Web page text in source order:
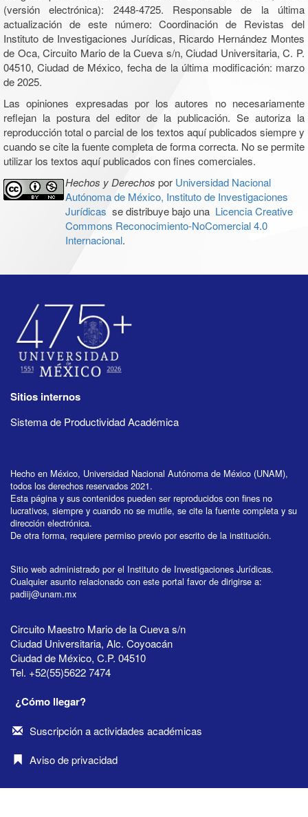
(versión electrónica): 2448-4725. Responsable de la última
actualización de este número: Coordinación de Revistas del
Instituto de Investigaciones Jurídicas, Ricardo Hernández Montes
de Oca, Circuito Mario de la Cueva s/n, Ciudad Universitaria, C. P.
04510, Ciudad de México, fecha de la última modificación: marzo
de 2025.
Las opiniones expresadas por los autores no necesariamente
reflejan la postura del editor de la publicación. Se autoriza la
reproducción total o parcial de los textos aquí publicados siempre y
cuando se cite la fuente completa de forma correcta. No se permite
utilizar los textos aquí publicados con fines comerciales.
Hechos y Derechos por Universidad Nacional
Autónoma de México, Instituto de Investigaciones
Jurídicas se distribuye bajo una Licencia Creative
Commons Reconocimiento-NoComercial 4.0
Internacional.
Sitios internos
Sistema de Productividad Académica
Hecho en México, Universidad Nacional Autónoma de México (UNAM),
todos los derechos reservados 2021.
Esta página y sus contenidos pueden ser reproducidos con fines no
lucrativos, siempre y cuando no se mutile, se cite la fuente completa y su
dirección electrónica.
De otra forma, requiere permiso previo por escrito de la institución.
Sitio web administrado por el Instituto de Investigaciones Jurídicas.
Cualquier asunto relacionado con este portal favor de dirigirse a:
padiij@unam.mx
Circuito Maestro Mario de la Cueva s/n
Ciudad Universitaria, Alc. Coyoacán
Ciudad de México, C.P. 04510
Tel. +52(55)5622 7474
¿Cómo llegar?
Suscripción a actividades académicas
Aviso de privacidad